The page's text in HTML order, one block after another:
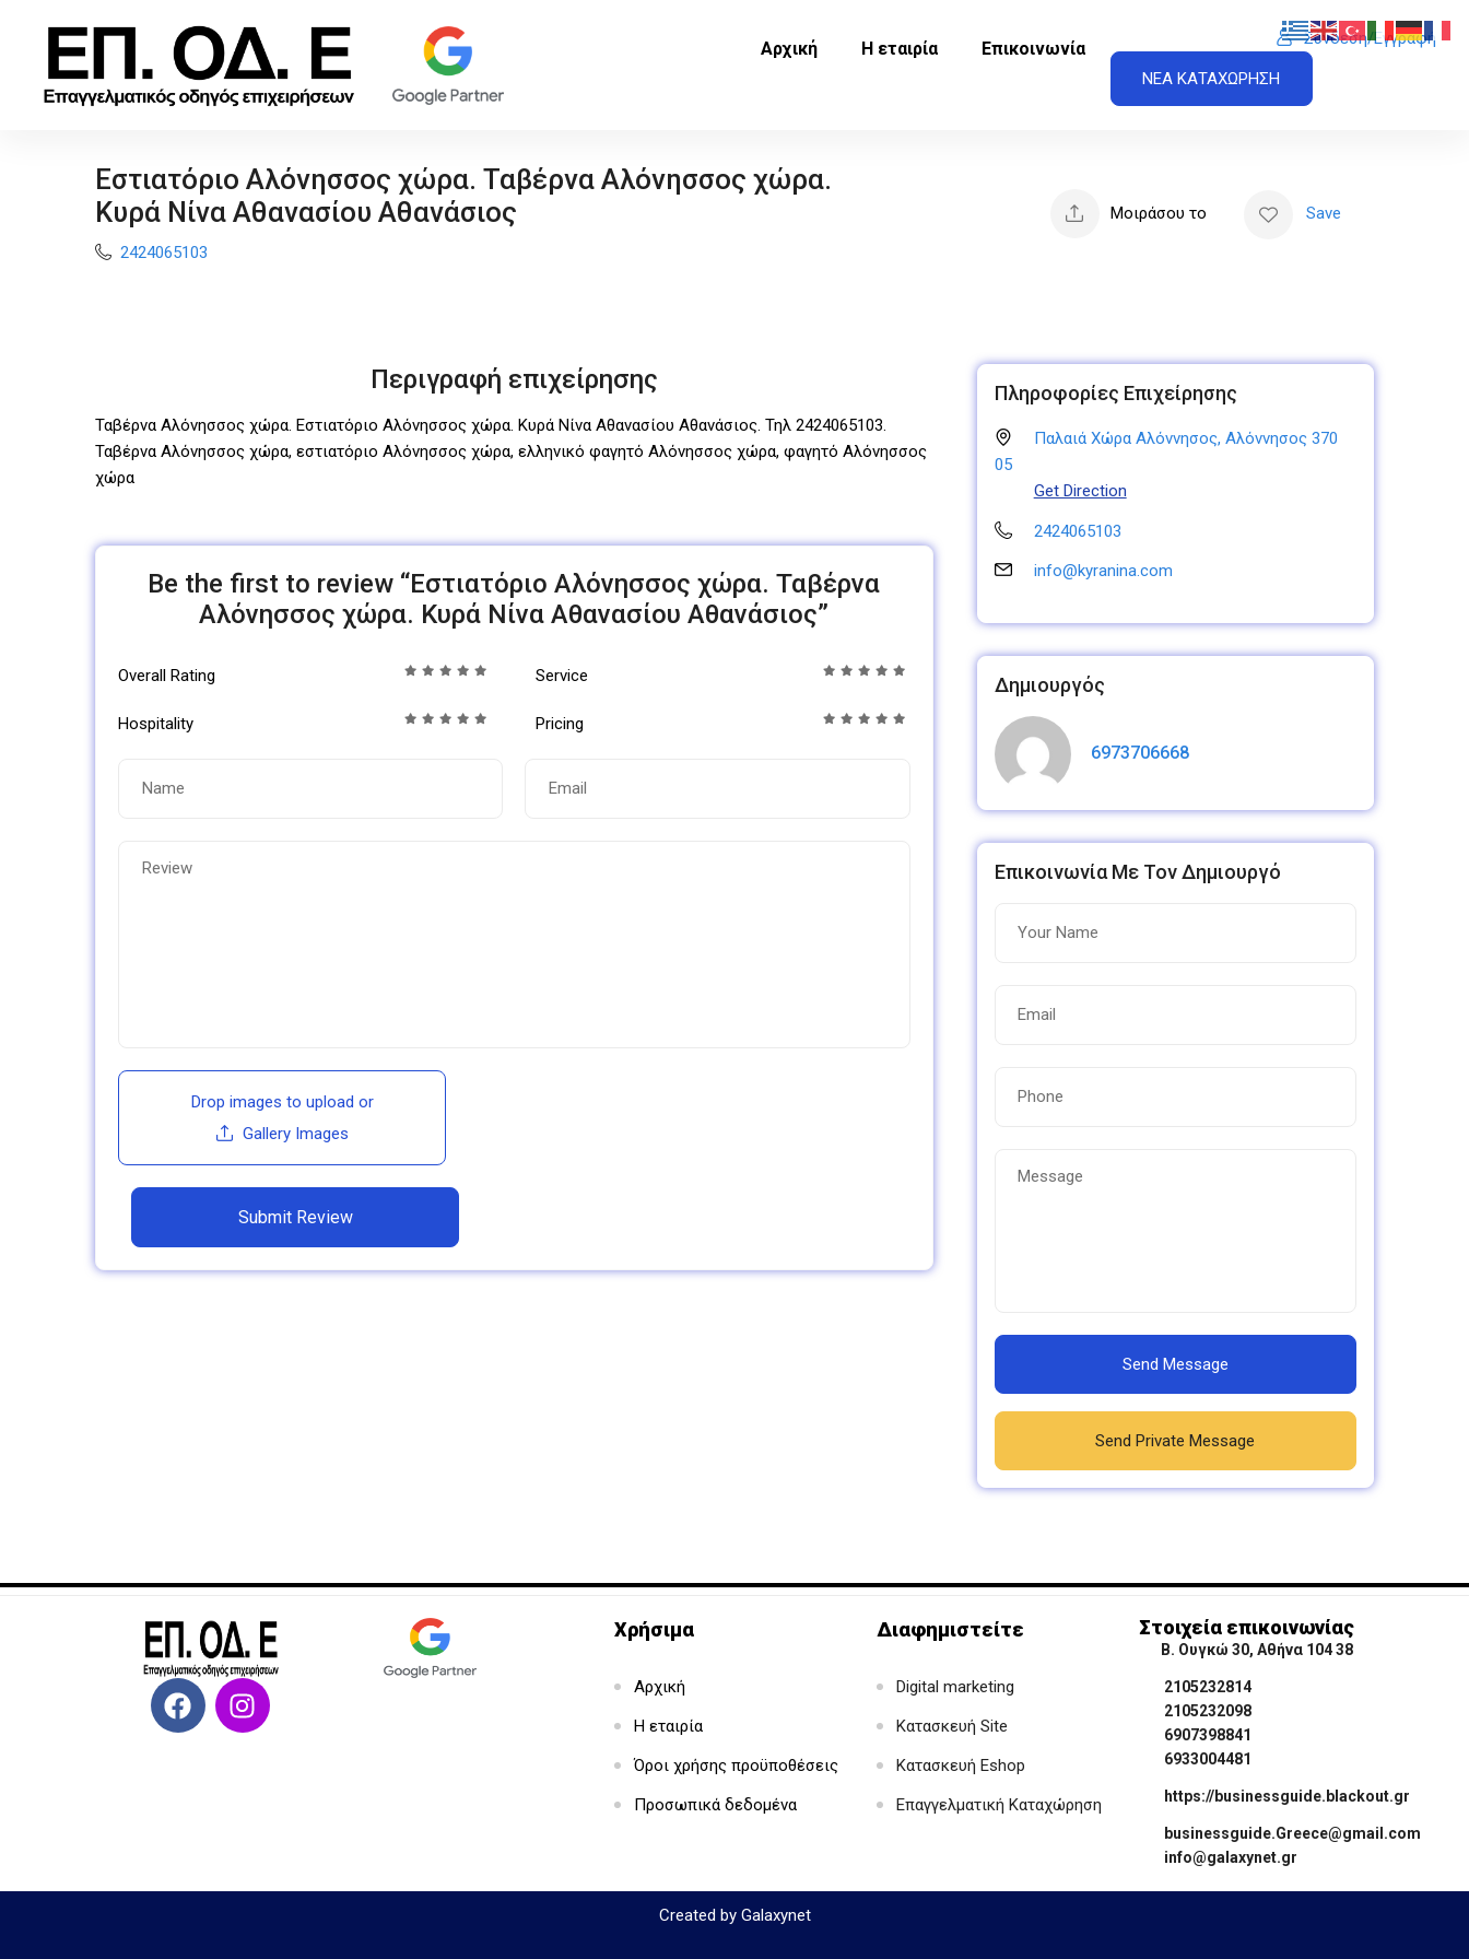
Αρχική Η εταιρία Επικοινωνία
Σύνδεση/Εγγραφή
ΝΕΑ ΚΑΤΑΧΩΡΗΣΗ
Εστιατόριο Αλόνησσος χώρα. Ταβέρνα Αλόνησσος χώρα.
Κυρά Νίνα Αθανασίου Αθανάσιος
2424065103
Μοιράσου το Save
Περιγραφή επιχείρησης
Ταβέρνα Αλόνησσος χώρα. Εστιατόριο Αλόνησσος χώρα. Κυρά Νίνα Αθανασίου Αθανάσιος. Τηλ 2424065103.
Ταβέρνα Αλόνησσος χώρα, εστιατόριο Αλόνησσος χώρα, ελληνικό φαγητό Αλόνησσος χώρα, φαγητό Αλόνησσος
χώρα
Be the first to review “Εστιατόριο Αλόνησσος χώρα. Ταβέρνα
Αλόνησσος χώρα. Κυρά Νίνα Αθανασίου Αθανάσιος”
Overall Rating Service
Hospitality Pricing
Drop images to upload or
Gallery Images
Πληροφορίες Επιχείρησης
Παλαιά Χώρα Αλόννησος, Αλόννησος 370
05
Get Direction
2424065103
info@kyranina.com
Δημιουργός
6973706668
Επικοινωνία Με Τον Δημιουργό
Send Message
Send Private Message
Χρήσιμα
Αρχική
Η εταιρία
Όροι χρήσης προϋποθέσεις
Προσωπικά δεδομένα
Διαφημιστείτε
Digital marketing
Κατασκευή Site
Κατασκευή Eshop
Επαγγελματική Καταχώρηση
Στοιχεία επικοινωνίας
Β. Ουγκώ 30, Αθήνα 104 38
2105232814
2105232098
6907398841
6933004481
https://businessguide.blackout.gr
businessguide.Greece@gmail.com
info@galaxynet.gr
Created by Galaxynet